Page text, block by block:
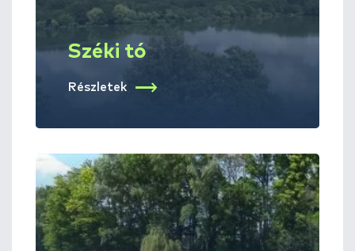
Széki tó
Részletek